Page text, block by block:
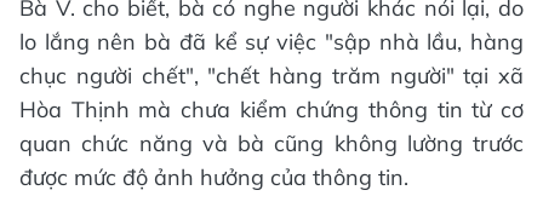
Bà V. cho biết, bà có nghe người khác nói lại, do
lo lắng nên bà đã kể sự việc "sập nhà lầu, hàng
chục người chết", "chết hàng trăm người" tại xã
Hòa Thịnh mà chưa kiểm chứng thông tin từ cơ
quan chức năng và bà cũng không lường trước
được mức độ ảnh hưởng của thông tin.